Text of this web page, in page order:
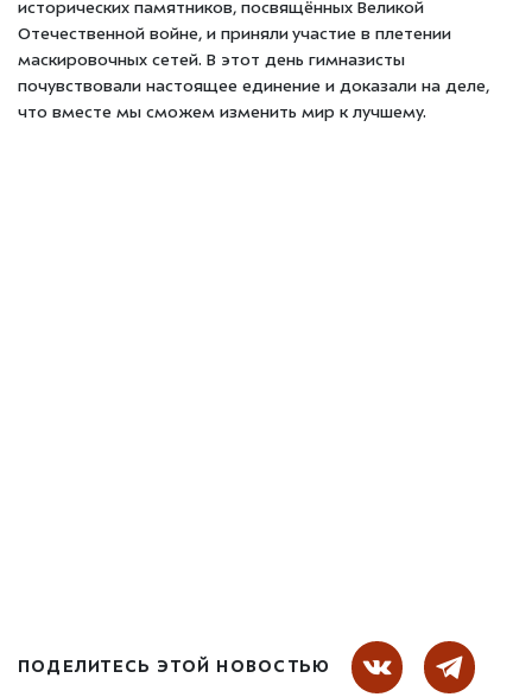
исторических памятников, посвящённых Великой
Отечественной войне, и приняли участие в плетении
маскировочных сетей. В этот день гимназисты
почувствовали настоящее единение и доказали на деле,
что вместе мы сможем изменить мир к лучшему.
ПОДЕЛИТЕСЬ ЭТОЙ НОВОСТЬЮ